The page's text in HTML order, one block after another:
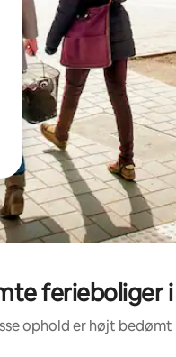
ferieboliger
ophold er højt